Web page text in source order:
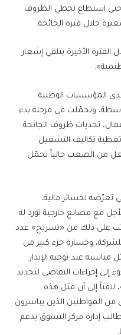
حتى استطاع تخطي الظروف
خلال فترة الجائحة.
الفترة الأخيرة بتلقي إشعار
المؤسسات الوطنية
وتحمّلت في مرحلة بدء
تحديات ظروف الجائحة
تكاليف التشغيل
من الصعب حالياً تحمّل
تعرّضه لخسائر مالية،
مع مصانع خارجية تورد له
على ذلك من «تسريح» عدد
وخسارة جزء كبير من
عند توجيه الإنذار
إلى إجراءات التقاضي لتجديد
لافتاً إلى أن مثل هذه
من المواطنين الذين يباشرون
إدارة مركز التسوق بدعم